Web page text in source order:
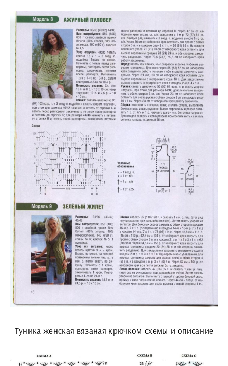
Туника женская вязаная крючком схемы и описание